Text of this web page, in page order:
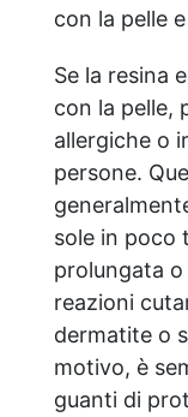
con la pelle
Se la resina
con la pelle,
allergiche o
persone.
sole in poco
prolungata
reazioni
dermatite o
motivo, è
guanti di